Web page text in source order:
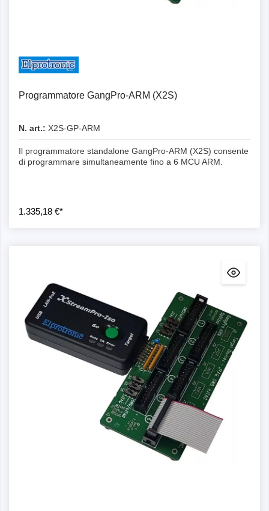
Programmatore GangPro-ARM (X2S)
N. art.: X2S-GP-ARM
Il programmatore standalone GangPro-ARM (X2S) consente
di programmare simultaneamente fino a 6 MCU ARM.
1.335,18 €*